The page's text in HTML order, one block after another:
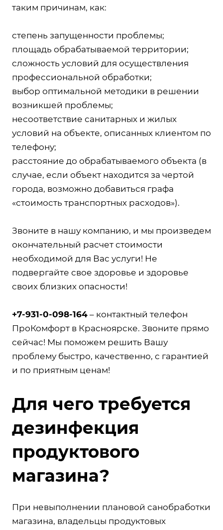
таким причинам, как:
степень запущенности проблемы;
площадь обрабатываемой территории;
сложность условий для осуществления
профессиональной обработки;
выбор оптимальной методики в решении
возникшей проблемы;
несоответствие санитарных и жилых
условий на объекте, описанных клиентом по
телефону;
расстояние до обрабатываемого объекта (в
случае, если объект находится за чертой
города, возможно добавиться графа
«стоимость транспортных расходов»).
Звоните в нашу компанию, и мы произведем
окончательный расчет стоимости
необходимой для Вас услуги! Не
подвергайте свое здоровье и здоровье
своих близких опасности!
+7-931-0-098-164 – контактный телефон
ПроКомфорт в Красноярске. Звоните прямо
сейчас! Мы поможем решить Вашу
проблему быстро, качественно, с гарантией
и по приятным ценам!
Для чего требуется
дезинфекция
продуктового
магазина?
При невыполнении плановой санобработки
магазина, владельцы продуктовых